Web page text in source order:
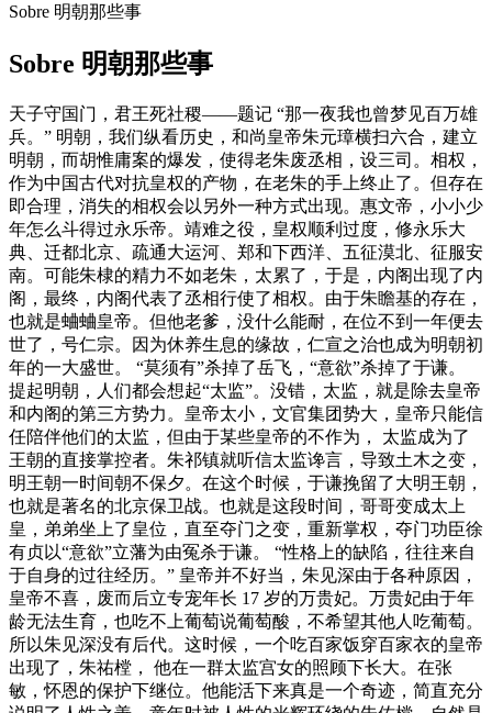
Sobre 明朝那些事
Sobre 明朝那些事
天子守国门，君王死社稷——题记 “那一夜我也曾梦见百万雄
兵。” 明朝，我们纵看历史，和尚皇帝朱元璋横扫六合，建立
明朝，而胡惟庸案的爆发，使得老朱废丞相，设三司。相权，
作为中国古代对抗皇权的产物，在老朱的手上终止了。但存在
即合理，消失的相权会以另外一种方式出现。惠文帝，小小少
年怎么斗得过永乐帝。靖难之役，皇权顺利过度，修永乐大
典、迁都北京、疏通大运河、郑和下西洋、五征漠北、征服安
南。可能朱棣的精力不如老朱，太累了，于是，内阁出现了内
阁，最终，内阁代表了丞相行使了相权。由于朱瞻基的存在，
也就是蛐蛐皇帝。但他老爹，没什么能耐，在位不到一年便去
世了，号仁宗。因为休养生息的缘故，仁宣之治也成为明朝初
年的一大盛世。 “莫须有”杀掉了岳飞，“意欲”杀掉了于谦。
提起明朝，人们都会想起“太监”。没错，太监，就是除去皇帝
和内阁的第三方势力。皇帝太小，文官集团势大，皇帝只能信
任陪伴他们的太监，但由于某些皇帝的不作为， 太监成为了
王朝的直接掌控者。朱祁镇就听信太监谗言，导致土木之变，
明王朝一时间朝不保夕。在这个时候，于谦挽留了大明王朝，
也就是著名的北京保卫战。也就是这段时间，哥哥变成太上
皇，弟弟坐上了皇位，直至夺门之变，重新掌权，夺门功臣徐
有贞以“意欲”立藩为由冤杀于谦。 “性格上的缺陷，往往来自
于自身的过往经历。” 皇帝并不好当，朱见深由于各种原因，
皇帝不喜，废而后立专宠年长 17 岁的万贵妃。万贵妃由于年
龄无法生育，也吃不上葡萄说葡萄酸，不希望其他人吃葡萄。
所以朱见深没有后代。这时候，一个吃百家饭穿百家衣的皇帝
出现了，朱祐樘， 他在一群太监宫女的照顾下长大。在张
敏，怀恩的保护下继位。他能活下来真是一个奇迹，简直充分